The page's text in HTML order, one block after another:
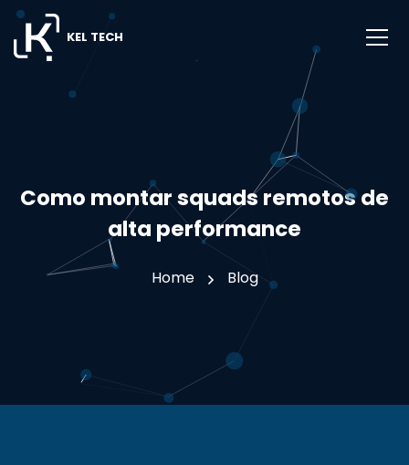
KEL TECH
Como montar squads remotos de
alta performance
Home Blog